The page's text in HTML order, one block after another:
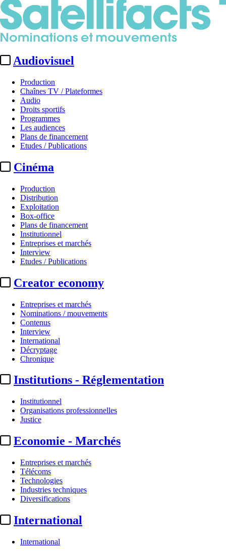
Audiovisuel
Production
Chaînes TV / Plateformes
Audio
Droits sportifs
Programmes
Les audiences
Plans de financement
Etudes / Publications
Cinéma
Production
Distribution
Exploitation
Box-office
Plans de financement
Institutionnel
Entreprises et marchés
Interview
Etudes / Publications
Creator economy
Entreprises et marchés
Nominations / mouvements
Contenus
Interview
International
Décryptage
Chronique
Institutions - Réglementation
Institutionnel
Organisations professionnelles
Justice
Economie - Marchés
Entreprises et marchés
Télécoms
Technologies
Industries techniques
Diversifications
International
International